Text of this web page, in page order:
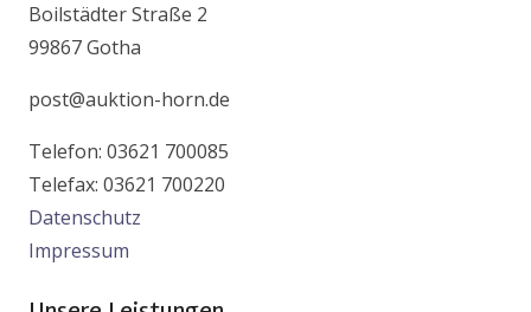
Boilstädter Straße 2
99867 Gotha
post@auktion-horn.de
Telefon: 03621 700085
Telefax: 03621 700220
Datenschutz
Impressum